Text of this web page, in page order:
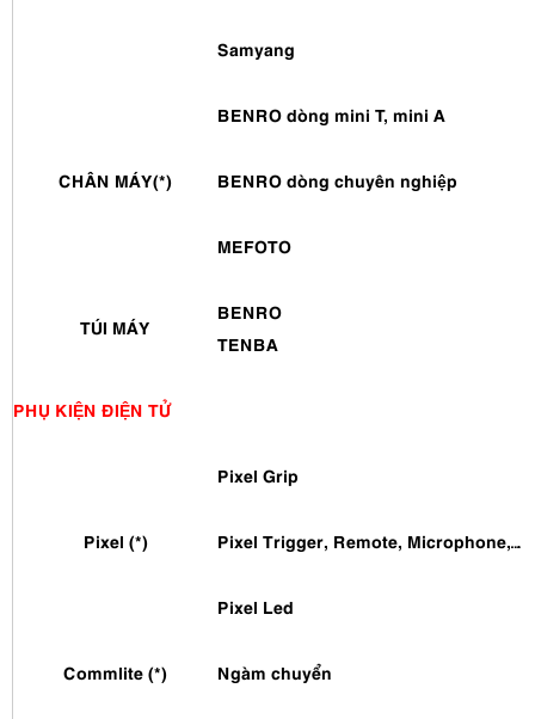
Samyang
CHÂN MÁY(*)
BENRO dòng mini T, mini A
BENRO dòng chuyên nghiệp
MEFOTO
TÚI MÁY
BENRO
TENBA
PHỤ KIỆN ĐIỆN TỬ
Pixel (*)
Pixel Grip
Pixel Trigger, Remote, Microphone,…
Pixel Led
Commlite (*) Ngàm chuyển